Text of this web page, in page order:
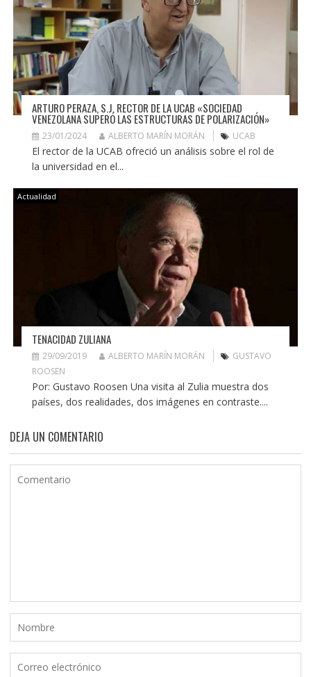
ARTURO PERAZA, S.J. RECTOR DE LA UCAB «SOCIEDAD
VENEZOLANA SUPERÓ LAS ESTRUCTURAS DE POLARIZACIÓN»
23/01/2024 ALBERTO MARÍN MORÁN UCAB
El rector de la UCAB ofreció un análisis sobre el rol de
la universidad en el...
Actualidad
TENACIDAD ZULIANA
29/09/2019 ALBERTO MARÍN MORÁN
GUSTAVO
ROOSEN
Por: Gustavo Roosen Una visita al Zulia muestra dos
países, dos realidades, dos imágenes en contraste....
DEJA UN COMENTARIO